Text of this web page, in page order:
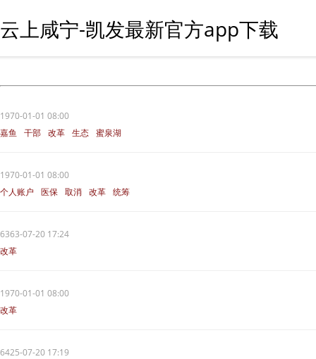
云上咸宁-凯发最新官方app下载
1970-01-01 08:00
嘉鱼
干部 改革 生态 蜜泉湖
1970-01-01 08:00
个人账户
医保 取消 改革 统筹
6363-07-20 17:24
改革
1970-01-01 08:00
改革
6425-07-20 17:19